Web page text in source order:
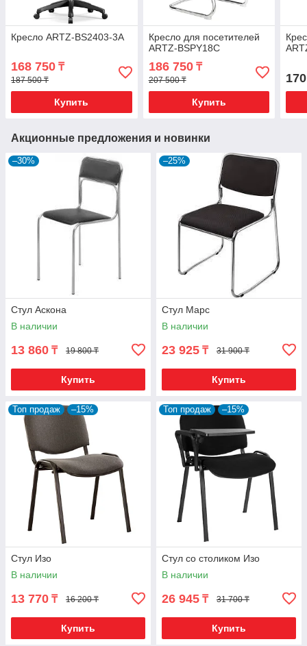
Кресло ARTZ-BS2403-3A
168 750 ₸
187 500 ₸
Купить
Кресло для посетителей
ARTZ-BSPY18C
186 750₸
207 500 ₸
Купить
Акционные предложения и новинки
–30%
Стул Аскона
В наличии
13 860 ₸ 19 800 ₸
Купить
–25%
Стул Марс
В наличии
23 925 ₸ 31 900 ₸
Купить
Топ продаж –15%
Стул Изо
В наличии
13 770 ₸ 16 200 ₸
Купить
Топ продаж –15%
Стул со столиком Изо
В наличии
26 945 ₸ 31 700 ₸
Купить